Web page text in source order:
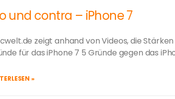
und contra – iPhone 7
zeigt anhand von Videos, die
für das iPhone 7 5 Gründe gegen das
»